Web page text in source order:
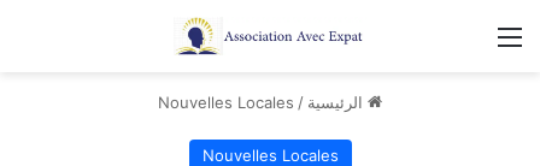
القائمة
الرئيسية /
Nouvelles Locales
Nouvelles Locales